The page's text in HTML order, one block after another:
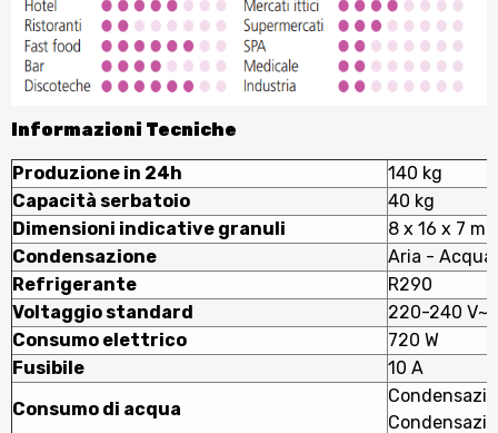
Informazioni Tecniche
Produzione in 24h
140 kg
Capacità serbatoio
40 kg
Dimensioni indicative granuli
8 x 16 x 7
Condensazione
Aria - Acqua
Refrigerante
R290
Voltaggio standard
220-240 V~
Consumo elettrico
720 W
Fusibile
10 A
Consumo di acqua